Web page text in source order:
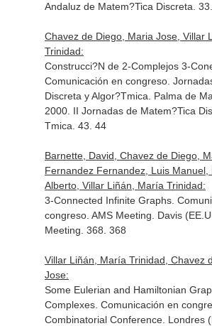
Andaluz de Matem?Tica Discreta.
Chavez de Diego, Maria Jose, Villar
Trinidad:
Construcci?N de 2-Complejos 3-
Comunicación en congreso.
Discreta y Algor?Tmica. Palma de
2000. II Jornadas de Matem?Tica
Tmica. 43. 44
Barnette, David, Chavez de Diego,
Fernandez Fernandez, Luis Manuel,
Alberto, Villar Liñán, María Trinidad:
3-Connected Infinite Graphs.
congreso. AMS Meeting. Davis
Meeting. 368. 368
Villar Liñán, María Trinidad, Chavez
Jose:
Some Eulerian and Hamiltonian
Complexes. Comunicación en
Combinatorial Conference. Londres